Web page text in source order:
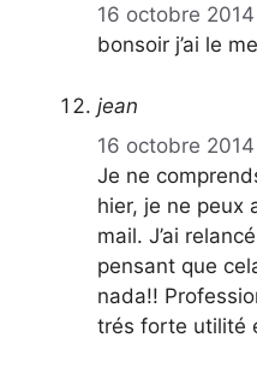
16 octobre
bonsoir j’ai le
jean
16 octobre
Je ne
hier, je ne peux
mail. J’ai
pensant que
nada!!
trés forte utilité